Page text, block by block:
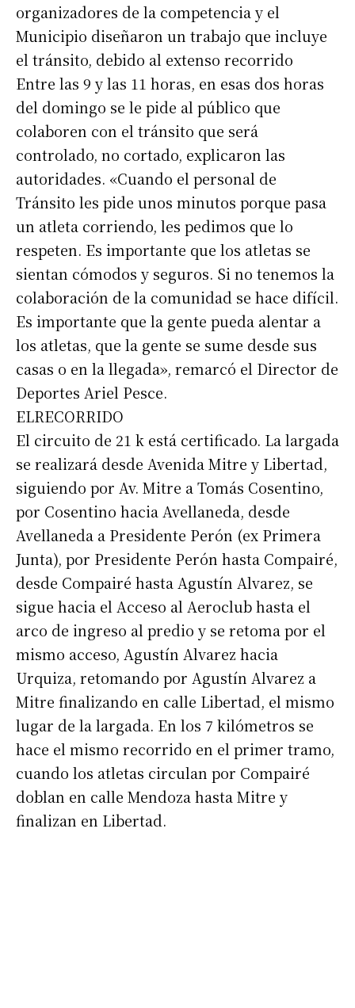
organizadores de la competencia y el
Municipio diseñaron un trabajo que incluye
el tránsito, debido al extenso recorrido
Entre las 9 y las 11 horas, en esas dos horas
del domingo se le pide al público que
colaboren con el tránsito que será
controlado, no cortado, explicaron las
autoridades. «Cuando el personal de
Tránsito les pide unos minutos porque pasa
un atleta corriendo, les pedimos que lo
respeten. Es importante que los atletas se
sientan cómodos y seguros. Si no tenemos la
colaboración de la comunidad se hace difícil.
Es importante que la gente pueda alentar a
los atletas, que la gente se sume desde sus
casas o en la llegada», remarcó el Director de
Deportes Ariel Pesce.
ELRECORRIDO
El circuito de 21 k está certificado. La largada
se realizará desde Avenida Mitre y Libertad,
siguiendo por Av. Mitre a Tomás Cosentino,
por Cosentino hacia Avellaneda, desde
Avellaneda a Presidente Perón (ex Primera
Junta), por Presidente Perón hasta Compairé,
desde Compairé hasta Agustín Alvarez, se
sigue hacia el Acceso al Aeroclub hasta el
arco de ingreso al predio y se retoma por el
mismo acceso, Agustín Alvarez hacia
Urquiza, retomando por Agustín Alvarez a
Mitre finalizando en calle Libertad, el mismo
lugar de la largada. En los 7 kilómetros se
hace el mismo recorrido en el primer tramo,
cuando los atletas circulan por Compairé
doblan en calle Mendoza hasta Mitre y
finalizan en Libertad.